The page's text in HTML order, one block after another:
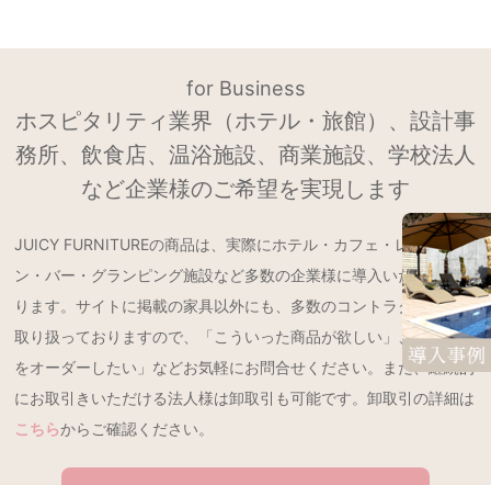
for Business
ホスピタリティ業界（ホテル・旅館）、設計事
務所、飲食店、温浴施設、商業施設、学校法人
など企業様のご希望を実現します
JUICY FURNITUREの商品は、実際にホテル・カフェ・レストラ
ン・バー・グランピング施設など多数の企業様に導入いただいてお
ります。サイトに掲載の家具以外にも、多数のコントラクト製品を
取り扱っておりますので、「こういった商品が欲しい」、「特注品
をオーダーしたい」などお気軽にお問合せください。また、継続的
にお取引きいただける法人様は卸取引も可能です。卸取引の詳細は
こちらからご確認ください。